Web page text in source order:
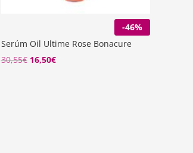
-46%
Serúm Oil Ultime Rose Bonacure
30,55€ El
16,50€El